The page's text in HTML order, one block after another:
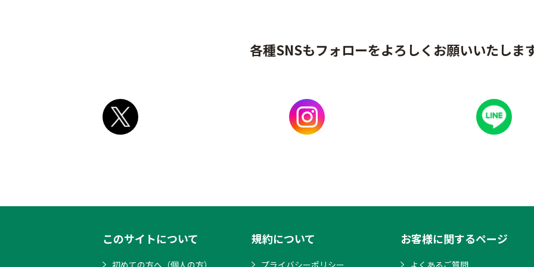
各種SNSもフォローをよろしくお願いいたしま
このサイトについて
初めての方へ（個人の方）
規約について
プライバシーポリシー
お客様に関するページ
よくあるご質問